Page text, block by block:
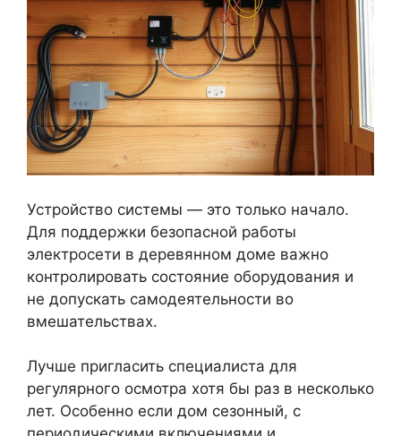
Устройство системы — это только начало.
Для поддержки безопасной работы
электросети в деревянном доме важно
контролировать состояние оборудования и
не допускать самодеятельности во
вмешательствах.
Лучше пригласить специалиста для
регулярного осмотра хотя бы раз в несколько
лет. Особенно если дом сезонный, с